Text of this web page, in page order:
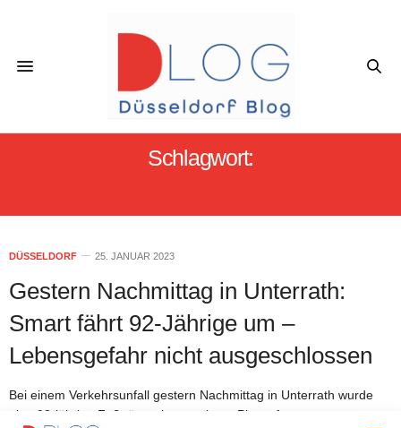
Schlagwort:
DÜSSELDORF 25. JANUAR 2023
Gestern Nachmittag in Unterrath:
Smart fährt 92-Jährige um –
Lebensgefahr nicht ausgeschlossen
Bei einem Verkehrsunfall gestern Nachmittag in Unterrath wurde
eine 92-jährige Fußgängerin von einem Pkw erfasst.…